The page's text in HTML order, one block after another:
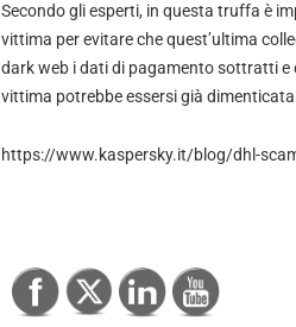
Secondo gli esperti, in questa truffa è
vittima per evitare che quest’ultima
dark web i dati di pagamento sottratti e
vittima potrebbe essersi già
https://www.kaspersky.it/blog/dhl-